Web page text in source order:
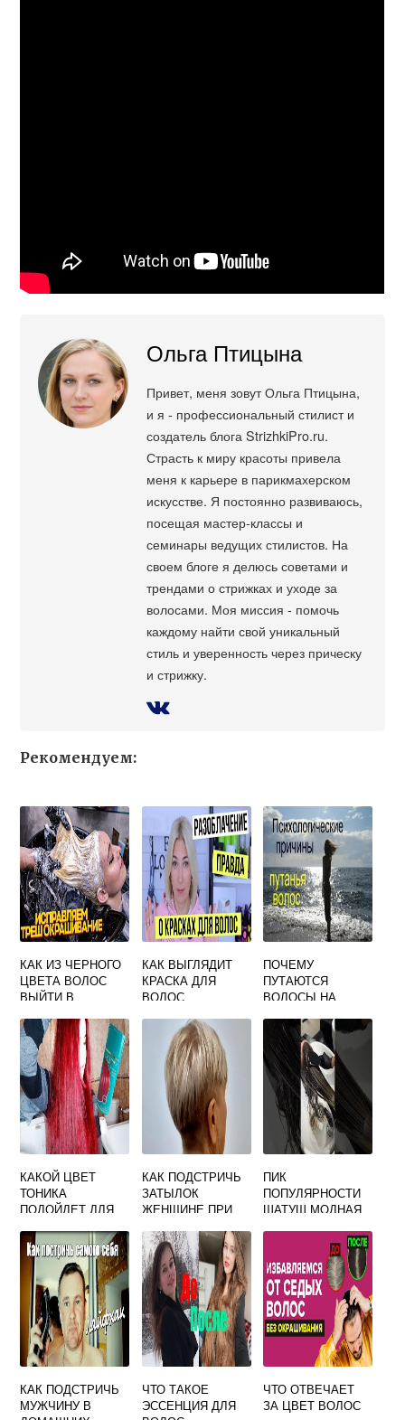
Ольга Птицына
Привет, меня зовут Ольга Птицына,
и я - профессиональный стилист и
создатель блога StrizhkiPro.ru.
Страсть к миру красоты привела
меня к карьере в парикмахерском
искусстве. Я постоянно развиваюсь,
посещая мастер-классы и
семинары ведущих стилистов. На
своем блоге я делюсь советами и
трендами о стрижках и уходе за
волосами. Моя миссия - помочь
каждому найти свой уникальный
стиль и уверенность через прическу
и стрижку.
Рекомендуем:
КАК ИЗ ЧЕРНОГО
ЦВЕТА ВОЛОС
ВЫЙТИ В
КАК ВЫГЛЯДИТ
КРАСКА ДЛЯ
ВОЛОС
ПОЧЕМУ
ПУТАЮТСЯ
ВОЛОСЫ НА
ЖЕНЩИН
НАРОДНЫЕ
ПРИМЕТЫ
КАКОЙ ЦВЕТ
ТОНИКА
ПОДОЙДЕТ ДЛЯ
КАК ПОДСТРИЧЬ
ЗАТЫЛОК
ЖЕНЩИНЕ ПРИ
СТРИЖКЕ
ПИК
ПОПУЛЯРНОСТИ
ШАТУШ МОДНАЯ
ОСОБЕННОСТИ
ОКРАШИВАНИЯ
УХОД
КАК ПОДСТРИЧЬ
МУЖЧИНУ В
ЧТО ТАКОЕ
ЭССЕНЦИЯ ДЛЯ
ЧТО ОТВЕЧАЕТ
ЗА ЦВЕТ ВОЛОС